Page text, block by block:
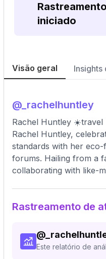
Rastreamento
iniciado
Visão geral Insights
@ _rachelhuntley
Rachel Huntley ☀️travel
Rachel Huntley,
standards with her eco-
forums. Hailing from a
collaborating with like-
Rastreamento de
@
Este relatório de